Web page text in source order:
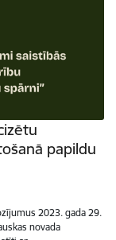
papildu
2023. gada 29.
novada